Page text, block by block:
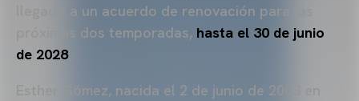
llegado a un acuerdo de renovación para las
próximas dos temporadas, hasta el 30 de junio
de 2028.
Esther Gómez, nacida el 2 de junio de 2003 en